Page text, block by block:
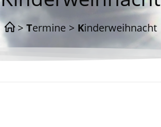
> Termine > Kinderweihnacht